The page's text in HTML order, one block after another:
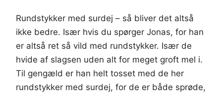
Rundstykker med surdej – så bliver det altså
ikke bedre. Især hvis du spørger Jonas, for han
er altså ret så vild med rundstykker. Især de
hvide af slagsen uden alt for meget groft mel i.
Til gengæld er han helt tosset med de her
rundstykker med surdej, for de er både sprøde,